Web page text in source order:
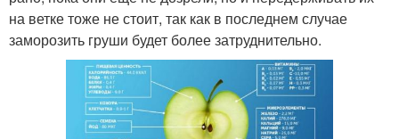
на ветке тоже не стоит, так как в последнем случае
заморозить груши будет более затруднительно.